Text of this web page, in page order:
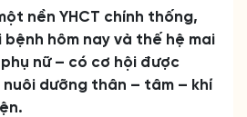
nền YHCT chính thống,
hôm nay và thế hệ mai
nữ – có cơ hội được
dưỡng thân – tâm – khí